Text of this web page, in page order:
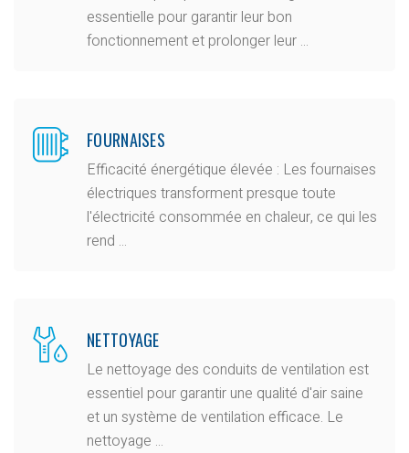
essentielle pour garantir leur bon
fonctionnement et prolonger leur ...
FOURNAISES
Efficacité énergétique élevée : Les fournaises
électriques transforment presque toute
l'électricité consommée en chaleur, ce qui les
rend ...
NETTOYAGE
Le nettoyage des conduits de ventilation est
essentiel pour garantir une qualité d'air saine
et un système de ventilation efficace. Le
nettoyage ...